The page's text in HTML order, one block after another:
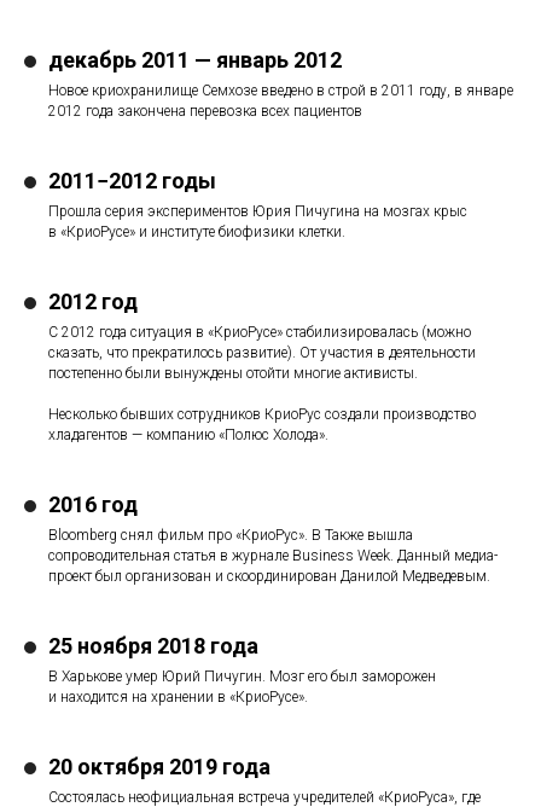
декабрь 2011 — январь 2012
Новое криохранилище Семхозе введено в строй в 2011 году, в январе
2012 года закончена перевозка всех пациентов
2011−2012 годы
Прошла серия экспериментов Юрия Пичугина на мозгах крыс
в «КриоРусе» и институте биофизики клетки.
2012 год
С 2012 года ситуация в «КриоРусе» стабилизировалась (можно
сказать, что прекратилось развитие). От участия в деятельности
постепенно были вынуждены отойти многие активисты.
Несколько бывших сотрудников КриоРус создали производство
хладагентов — компанию «Полюс Холода».
2016 год
Bloomberg снял фильм про «КриоРус». В Также вышла
сопроводительная статья в журнале Business Week. Данный медиа-
проект был организован и скоординирован Данилой Медведевым.
25 ноября 2018 года
В Харькове умер Юрий Пичугин. Мозг его был заморожен
и находится на хранении в «КриоРусе».
20 октября 2019 года
Состоялась неофициальная встреча учредителей «КриоРуса», где